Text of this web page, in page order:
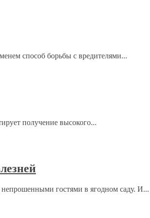
способ борьбы с вредителями...
получение высокого...
гостями в ягодном саду. И...